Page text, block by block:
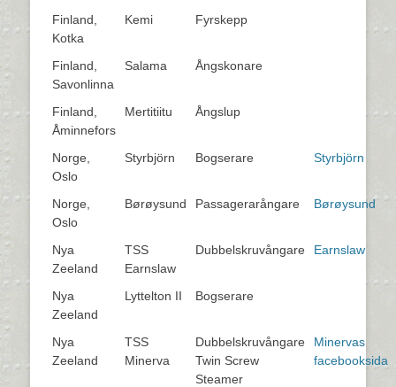
Finland,
Kotka
Kemi Fyrskepp
Finland,
Savonlinna
Salama Ångskonare
Finland,
Åminnefors
Mertitiitu Ångslup
Norge,
Oslo
Styrbjörn Bogserare Styrbjörn
Norge,
Oslo
Børøysund Passagerarångare Børøysund
Nya
Zeeland
TSS
Earnslaw
Dubbelskruvångare Earnslaw
Nya
Zeeland
Lyttelton II Bogserare
Nya
Zeeland
TSS
Minerva
Dubbelskruvångare
Twin Screw
Steamer
Minervas
facebooksida